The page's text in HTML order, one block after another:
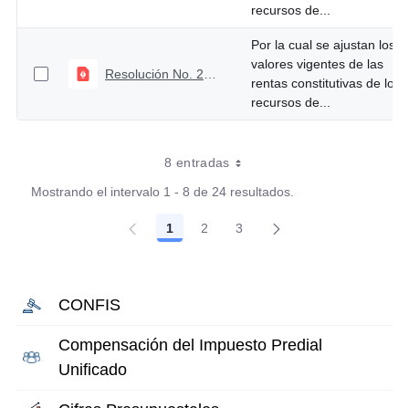
recursos de...
Por la cual se ajustan los
valores vigentes de las
rentas constitutivas de los
recursos de...
8 entradas
Mostrando el intervalo 1 - 8 de 24 resultados.
Página
1 Página
2 Página
3
CONFIS
Compensación del Impuesto Predial
Unificado